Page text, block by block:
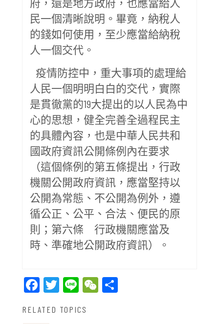
府，還是地方政府，也應當給人
民一個清晰說明。畢竟，納稅人
的錢如何使用，至少應當給納稅
人一個交代。
疫情防控中，重大事項的處理給
人民一個明明白白的交代，實際
是貫徹黨的19大提出的以人民為中
心的思想，健全完善全過程民主
的具體內容，也是中華人民共和
國政府資訊公開條例內在要求
（這個條例的第五條提出，行政
機關公開政府資訊，應當堅持以
公開為常態、不公開為例外，遵
循公正、公平、合法、便民的原
則；第六條 行政機關應當及
時、準確地公開政府資訊）。
Facebook
Twitter
LineWeChat
RELATED TOPICS